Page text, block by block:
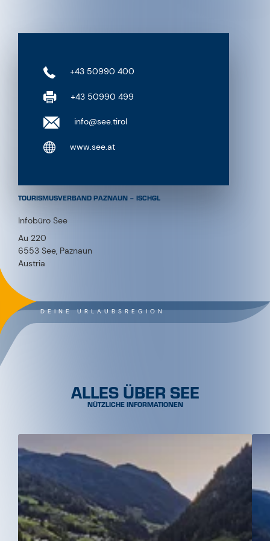
+43 50990 400
+43 50990 499
info@see.tirol
www.see.at
TOURISMUSVERBAND PAZNAUN – ISCHGL
Infobüro See
Au 220
6553 See, Paznaun
Austria
DEINE URLAUBSREGION
ALLES ÜBER SEE
NÜTZLICHE INFORMATIONEN